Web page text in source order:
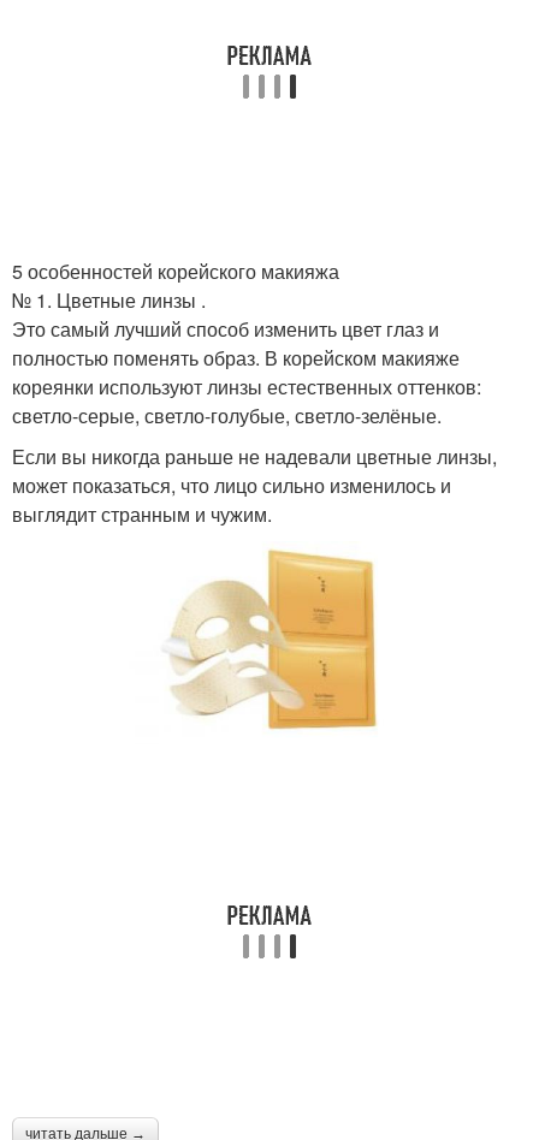
5 особенностей корейского макияжа
№ 1. Цветные линзы .
Это самый лучший способ изменить цвет глаз и
полностью поменять образ. В корейском макияже
кореянки используют линзы естественных оттенков:
светло-серые, светло-голубые, светло-зелёные.
Если вы никогда раньше не надевали цветные линзы,
может показаться, что лицо сильно изменилось и
выглядит странным и чужим.
читать дальше →